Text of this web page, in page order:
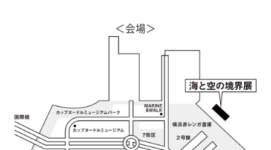
＜会場＞